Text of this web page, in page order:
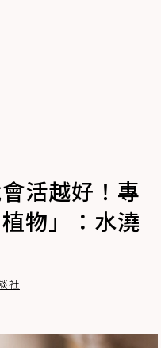
活越好！專
物」：水澆
社